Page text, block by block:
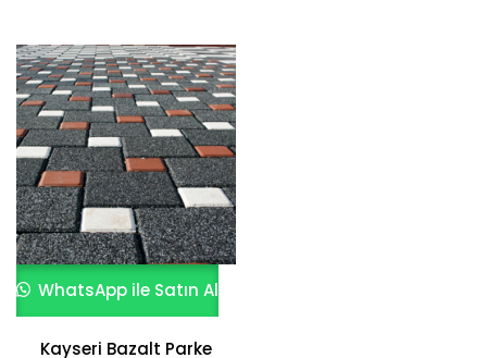
WhatsApp ile Satın Al
Kayseri Bazalt Parke